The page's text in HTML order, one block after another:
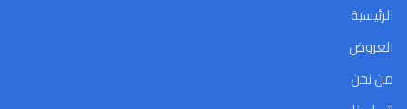
الرئيسية
العروض
من نحن